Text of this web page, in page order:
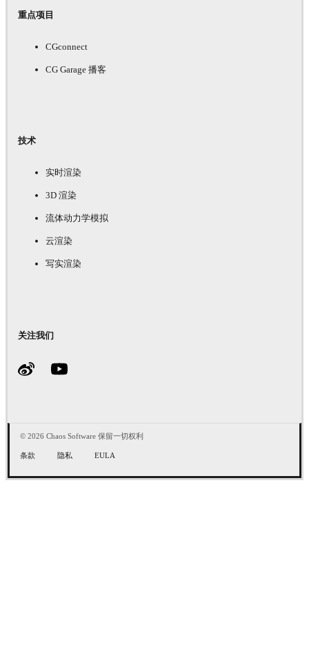
重点项目
CGconnect
CG Garage 播客
技术
实时渲染
3D 渲染
流体动力学模拟
云渲染
写实渲染
关注我们
© 2026 Chaos Software 保留一切权利
条款 隐私 EULA